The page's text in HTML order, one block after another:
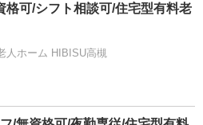
格可/シフト相談可/住宅型有料老
人ホーム HIBISU高槻